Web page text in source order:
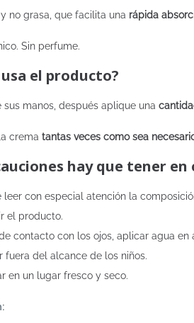
no grasa, que facilita una rápida
Sin perfume.
usa el producto?
sus manos, después aplique una
crema tantas veces como sea
hay que tener en
leer con especial atención la
el producto.
contacto con los ojos, aplicar agua en
fuera del alcance de los niños.
en un lugar fresco y seco.